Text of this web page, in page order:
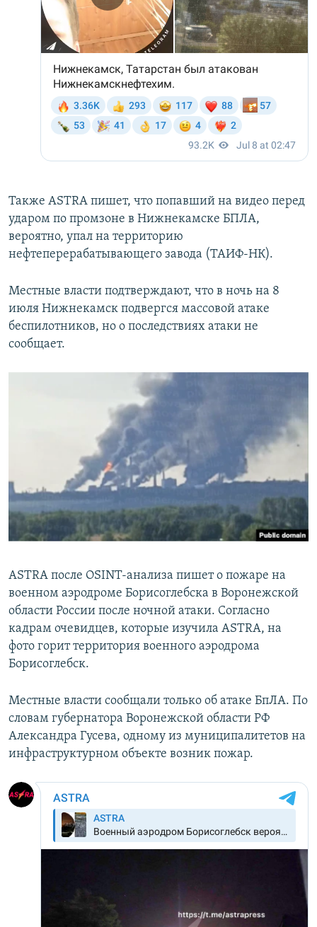
Также ASTRA пишет, что попавший на видео перед
ударом по промзоне в Нижнекамске БПЛА,
вероятно, упал на территорию
нефтеперерабатывающего завода (ТАИФ-НК).
Местные власти подтверждают, что в ночь на 8
июля Нижнекамск подвергся массовой атаке
беспилотников, но о последствиях атаки не
сообщает.
ASTRA после OSINT-анализа пишет о пожаре на
военном аэродроме Борисоглебска в Воронежской
области России после ночной атаки. Согласно
кадрам очевидцев, которые изучила ASTRA, на
фото горит территория военного аэродрома
Борисоглебск.
Местные власти сообщали только об атаке БпЛА. По
словам губернатора Воронежской области РФ
Александра Гусева, одному из муниципалитетов на
инфраструктурном объекте возник пожар.